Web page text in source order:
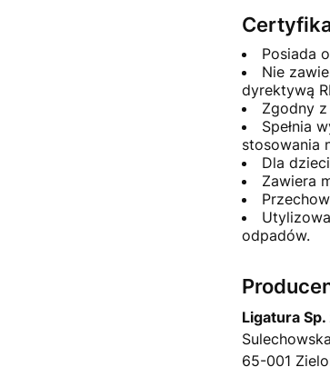
Posiada
Nie
dyrektywą
Zgodny
Spełnia
stosowania
Dla
Zawiera
odpadów.
Ligatura Sp.
65-001